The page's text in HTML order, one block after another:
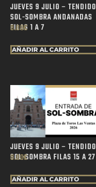
JUEVES 9 JULIO – TENDIDO
SOL-SOMBRA ANDANADAS
FILAS 1 A 7
0.00€
AÑADIR AL CARRITO
JUEVES 9 JULIO – TENDIDO
SOL-SOMBRA FILAS 15 A 27
0.00€
AÑADIR AL CARRITO